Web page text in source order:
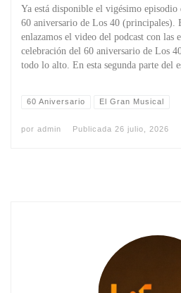
Ya está disponible el vigésimo
60 aniversario de Los 40 (principales).
enlazamos el video del podcast con las
celebración del 60 aniversario de Los
todo lo alto. En esta segunda parte del
60 Aniversario El Gran Musical
por admin Publicada 26 julio, 2026